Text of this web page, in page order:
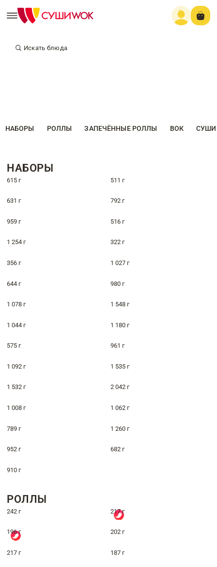
Искать блюда
НАБОРЫ РОЛЛЫ ЗАПЕЧЁННЫЕ РОЛЛЫ ВОК СУШИ
НАБОРЫ
615 г 511 г
631 г 792 г
959 г 516 г
1 254 г 322 г
356 г 1 027 г
644 г 980 г
1 078 г 1 548 г
1 044 г 1 180 г
575 г 961 г
1 092 г 1 535 г
1 532 г 2 042 г
1 008 г 1 062 г
789 г 1 260 г
952 г 682 г
910 г
РОЛЛЫ
242 г 217 г
196 г 202 г
217 г 187 г